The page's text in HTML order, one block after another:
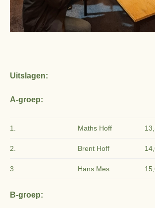
Uitslagen:
A-groep:
1. Maths Hoff
2. Brent Hoff
3. Hans Mes
B-groep: